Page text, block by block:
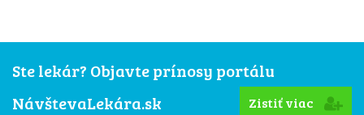
Ste lekár? Objavte prínosy portálu
NávštevaLekára.sk
Zistiť viac